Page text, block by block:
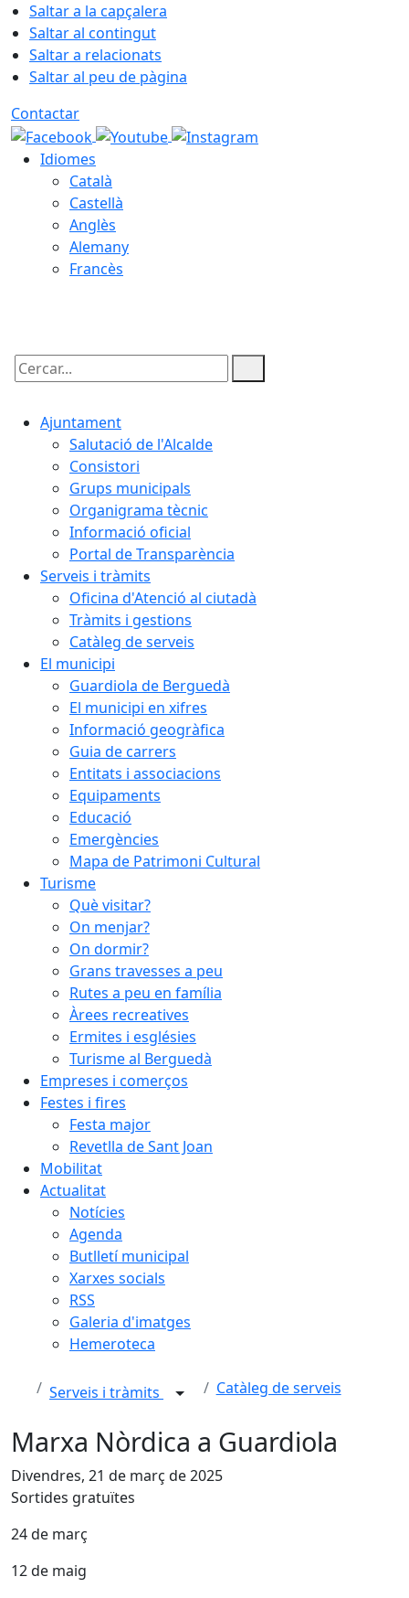
Saltar a la capçalera
Saltar al contingut
Saltar a relacionats
Saltar al peu de pàgina
Contactar
Idiomes
Català
Castellà
Anglès
Alemany
Francès
Cercar:
Ajuntament
Salutació de l'Alcalde
Consistori
Grups municipals
Organigrama tècnic
Informació oficial
Portal de Transparència
Serveis i tràmits
Oficina d'Atenció al ciutadà
Tràmits i gestions
Catàleg de serveis
El municipi
Guardiola de Berguedà
El municipi en xifres
Informació geogràfica
Guia de carrers
Entitats i associacions
Equipaments
Educació
Emergències
Mapa de Patrimoni Cultural
Turisme
Què visitar?
On menjar?
On dormir?
Grans travesses a peu
Rutes a peu en família
Àrees recreatives
Ermites i esglésies
Turisme al Berguedà
Empreses i comerços
Festes i fires
Festa major
Revetlla de Sant Joan
Mobilitat
Actualitat
Notícies
Agenda
Butlletí municipal
Xarxes socials
RSS
Galeria d'imatges
Hemeroteca
Serveis i tràmits Catàleg de serveis
Marxa Nòrdica a Guardiola
Divendres, 21 de març de 2025
Sortides gratuïtes
24 de març
12 de maig